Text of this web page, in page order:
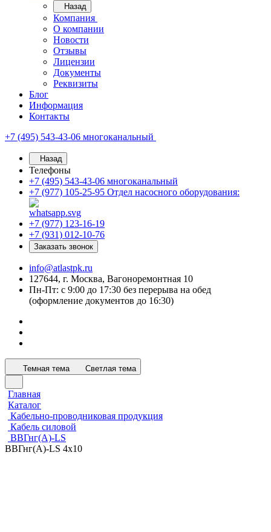
Назад
Компания
О компании
Новости
Отзывы
Лицензии
Документы
Реквизиты
Блог
Информация
Контакты
+7 (495) 543-43-06 многоканальный
Назад
Телефоны
+7 (495) 543-43-06 многоканальный
+7 (977) 105-25-95 Отдел насосного оборудования:
+7 (977) 123-16-19
+7 (931) 012-10-76
Заказать звонок
info@atlastpk.ru
127644, г. Москва, Вагоноремонтная 10
Пн-Пт: с 9:00 до 17:30 без перерыва на обед
(оформление документов до 16:30)
Темная тема Светлая тема
Главная
Каталог
Кабельно-проводниковая продукция
Кабель силовой
ВВГнг(А)-LS
ВВГнг(А)-LS 4х10